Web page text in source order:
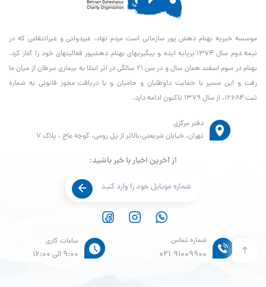
موسسه خیریه بهنام دهش پور سازمانی است مردم نهاد، غیردولتی و غیرانتفاعی که در
نیمه دوم سال ۱۳۷۴ برپایه ایده و پیگیری­های بهنام دهش­پور فعالیت­های خود را آغاز کرد.
بهنام در سوم اسفند همان سال و در سن ۲۱ سالگی در اثر ابتلا به بیماری سرطان از میان ما
رفت و این مسیر با حمایت داوطلبان و حامیان و با دریافت مجوز قانونی به شماره
ثبت ۱۲۶۸۴، از سال ۱۳۷۹ تاکنون ادامه دارد.
شماره تماس
021 91009900
ساعات کاری
9:00 الی 16:00
دفتر مرکزی
تهران، خیابان شریعتی،بالاتر از پل رومی، کوچه عاج ، پلاک ۷
از آخرین اخبار با خبر باشید: